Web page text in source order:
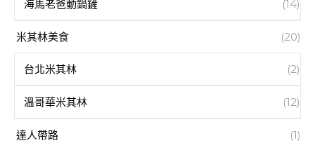
海馬老爸動鍋鏟 (14)
米其林美食 (20)
台北米其林 (2)
溫哥華米其林 (12)
達人帶路 (1)